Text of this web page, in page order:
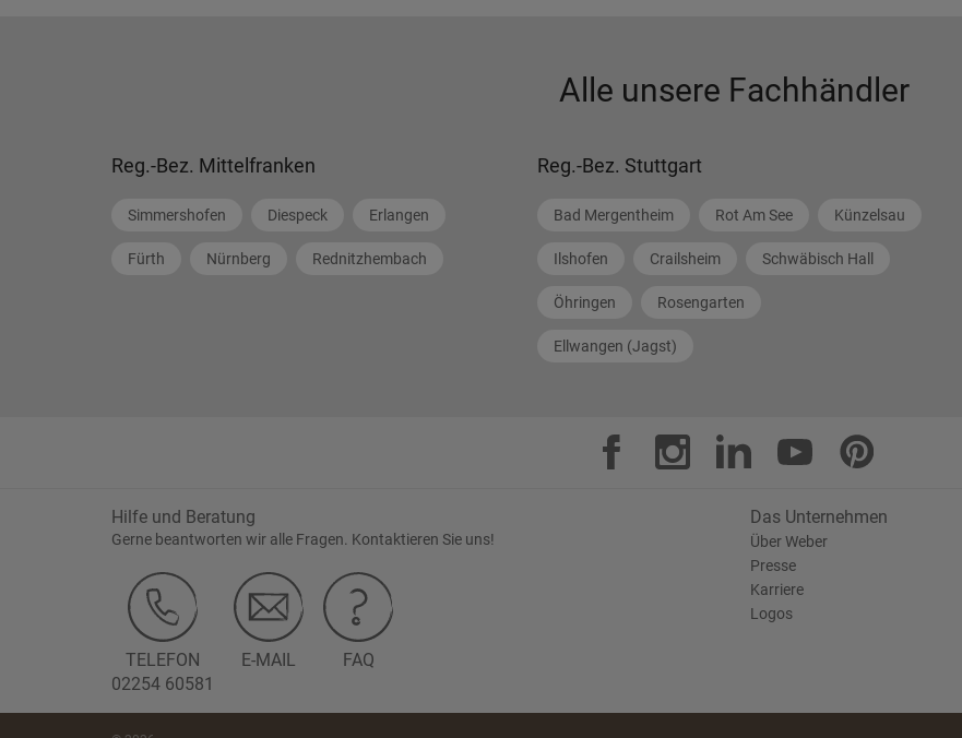
Alle unsere Fachhändler
Reg.-Bez. Mittelfranken
Simmershofen Diespeck Erlangen
Fürth Nürnberg Rednitzhembach
Reg.-Bez. Stuttgart
Bad Mergentheim Rot Am See Künzelsau
Ilshofen Crailsheim Schwäbisch Hall
Öhringen Rosengarten
Ellwangen (Jagst)
Hilfe und Beratung
Gerne beantworten wir alle Fragen. Kontaktieren Sie uns!
TELEFON
02254 60581
E-MAIL FAQ
Das Unternehmen
Über Weber
Presse
Karriere
Logos